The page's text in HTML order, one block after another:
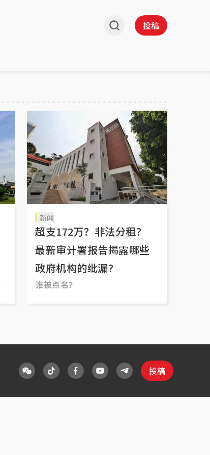
投稿
新闻
超支172万？非法分租？
最新审计署报告揭露哪些
政府机构的纰漏？
谁被点名？
投稿